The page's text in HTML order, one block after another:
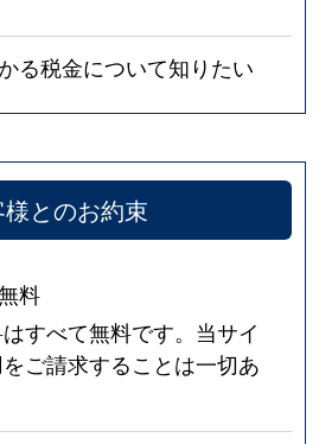
る税金について知りたい
とのお約束
料
すべて無料です。当サイ
ご請求することは一切あ